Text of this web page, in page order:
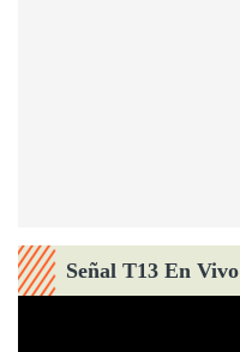
Señal T13 En Vivo